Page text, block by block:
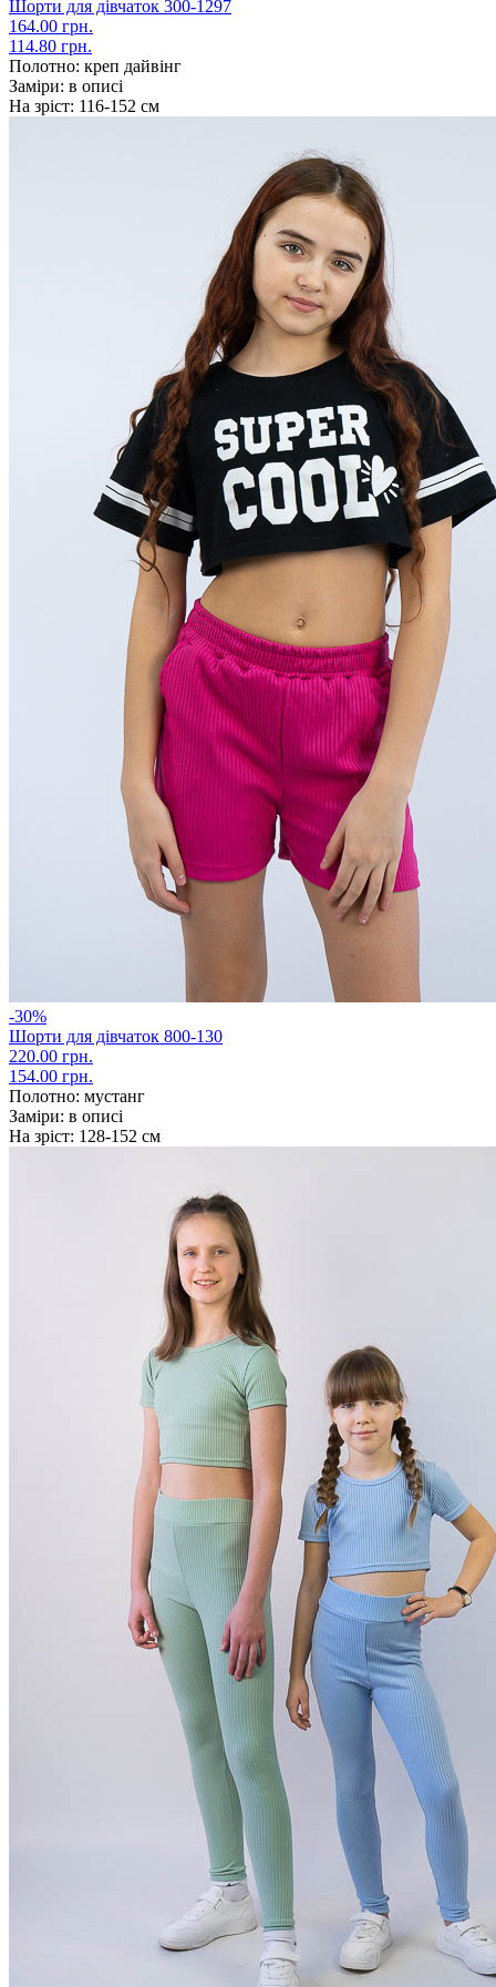
Шорти для дівчаток 300-1297
164.00 грн.
114.80 грн.
Полотно: креп дайвінг
Заміри: в описі
На зріст: 116-152 см
-30%
Шорти для дівчаток 800-130
220.00 грн.
154.00 грн.
Полотно: мустанг
Заміри: в описі
На зріст: 128-152 см